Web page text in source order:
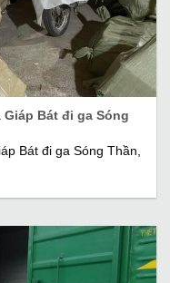
Bát đi ga Sóng
Bát đi ga Sóng Thần,